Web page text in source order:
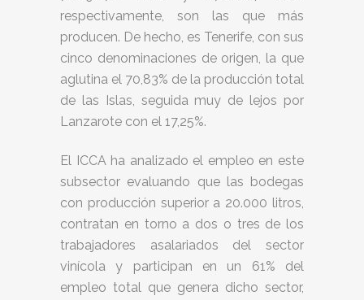
respectivamente, son las que más
producen. De hecho, es Tenerife, con sus
cinco denominaciones de origen, la que
aglutina el 70,83% de la producción total
de las Islas, seguida muy de lejos por
Lanzarote con el 17,25%.
El ICCA ha analizado el empleo en este
subsector evaluando que las bodegas
con producción superior a 20.000 litros,
contratan en torno a dos o tres de los
trabajadores asalariados del sector
vinícola y participan en un 61% del
empleo total que genera dicho sector,